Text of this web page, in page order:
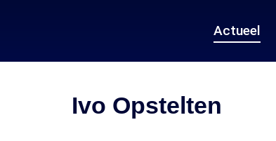
Actueel
Ivo Opstelten